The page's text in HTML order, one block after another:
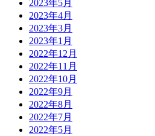
2023年5月
2023年4月
2023年3月
2023年1月
2022年12月
2022年11月
2022年10月
2022年9月
2022年8月
2022年7月
2022年5月